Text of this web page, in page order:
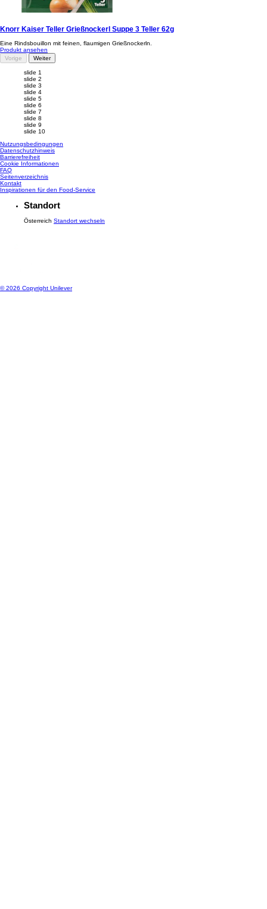
Knorr Kaiser Teller Grießnockerl Suppe 3 Teller 62g
Eine Rindsbouillon mit feinen, flaumigen Grießnockerln.
Produkt ansehen
Vorige
Weiter
slide 1
slide 2
slide 3
slide 4
slide 5
slide 6
slide 7
slide 8
slide 9
slide 10
Nutzungsbedingungen
Datenschutzhinweis
Cookie-Einstellungen
Barrierefreiheit
Cookie Informationen
FAQ
Kontakt